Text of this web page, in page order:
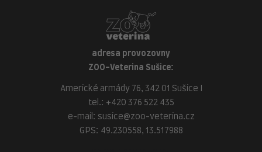
adresa provozovny
ZOO-Veterina Sušice:
Americké armády 76, 342 01 Sušice I
tel.: +420 376 522 435
e-mail: susice@zoo-veterina.cz
GPS: 49.230558, 13.517988